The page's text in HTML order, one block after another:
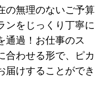
の無理のないご予算
ンをじっくり丁寧に
通過！お仕事のス
合わせる形で、ピカ
届けすることができ